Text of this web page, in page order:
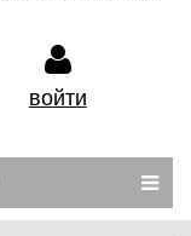
войти